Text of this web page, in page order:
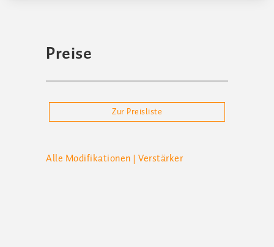
Preise
Zur Preisliste
Alle Modifikationen | Verstärker